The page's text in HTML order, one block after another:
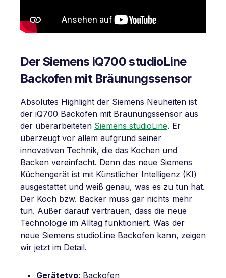
Der Siemens iQ700 studioLine
Backofen mit Bräunungssensor
Absolutes Highlight der Siemens Neuheiten ist
der iQ700 Backofen mit Bräunungssensor aus
der überarbeiteten Siemens studioLine. Er
überzeugt vor allem aufgrund seiner
innovativen Technik, die das Kochen und
Backen vereinfacht. Denn das neue Siemens
Küchengerät ist mit Künstlicher Intelligenz (KI)
ausgestattet und weiß genau, was es zu tun hat.
Der Koch bzw. Bäcker muss gar nichts mehr
tun. Außer darauf vertrauen, dass die neue
Technologie im Alltag funktioniert. Was der
neue Siemens studioLine Backofen kann, zeigen
wir jetzt im Detail.
Gerätetyp: Backofen